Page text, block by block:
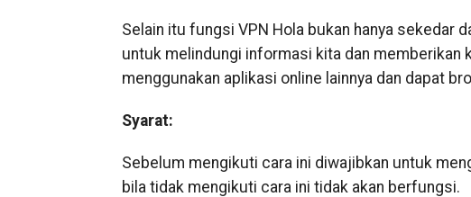
Selain itu fungsi VPN Hola bukan hanya sekedar
untuk melindungi informasi kita dan memberikan
menggunakan aplikasi online lainnya dan dapat
Syarat:
Sebelum mengikuti cara ini diwajibkan untuk
bila tidak mengikuti cara ini tidak akan berfungsi.